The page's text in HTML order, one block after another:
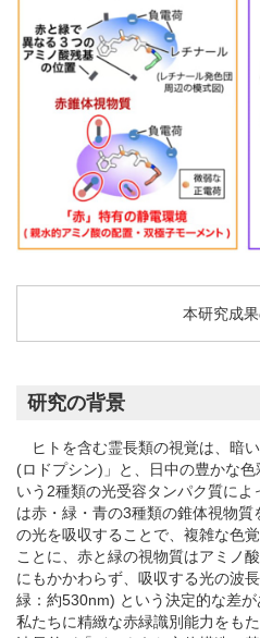
本研究成
研究の背景
ヒトを含む霊長類の視覚は、暗
(ロドプシン)」と、日中の豊かな
いう2種類の光受容タンパク質に
は赤・緑・青の3種類の錐体視物
の光を吸収することで、複雑な色
ことに、赤と緑の視物質はアミノ
にもかかわらず、吸収する光の波
緑：約530nm) という決定的な差
私たちに精緻な赤緑識別能力をも